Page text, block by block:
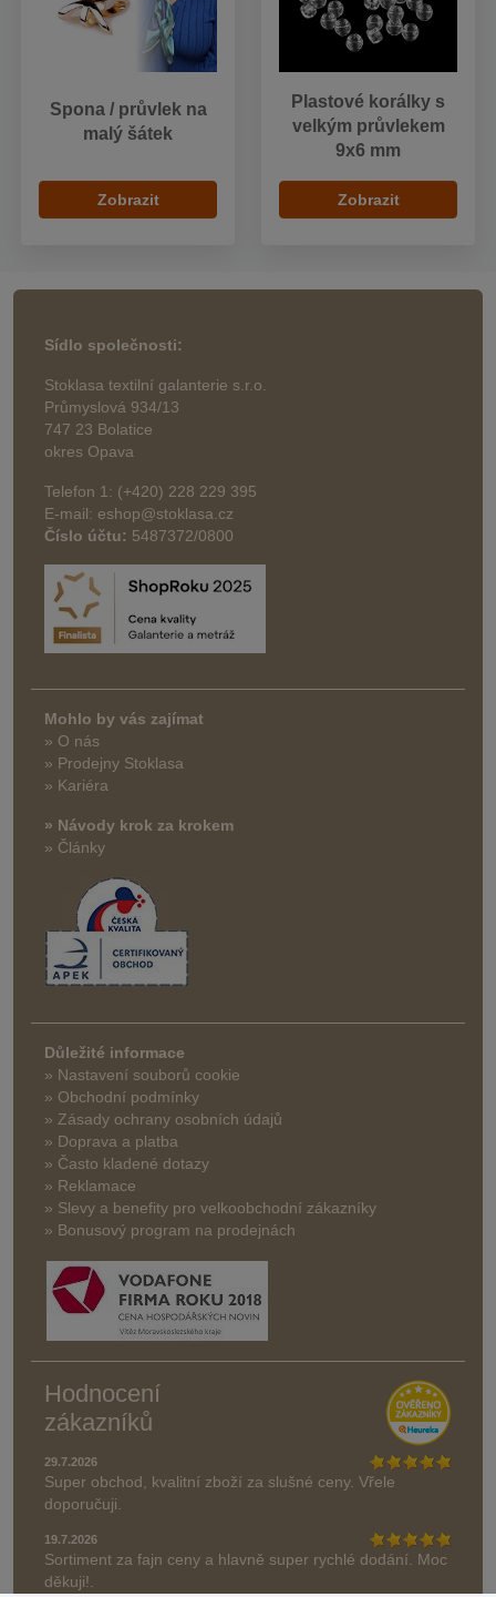
Spona / průvlek na
malý šátek
Zobrazit
Plastové korálky s
velkým průvlekem
9x6 mm
Zobrazit
Sídlo společnosti:
Stoklasa textilní galanterie s.r.o.
Průmyslová 934/13
747 23 Bolatice
okres Opava
Telefon 1: (+420) 228 229 395
E-mail: eshop@stoklasa.cz
Číslo účtu: 5487372/0800
Mohlo by vás zajímat
» O nás
» Prodejny Stoklasa
» Kariéra
» Návody krok za krokem
» Články
Důležité informace
» Nastavení souborů cookie
» Obchodní podmínky
» Zásady ochrany osobních údajů
» Doprava a platba
» Často kladené dotazy
» Reklamace
» Slevy a benefity pro velkoobchodní zákazníky
» Bonusový program na prodejnách
Hodnocení
zákazníků
29.7.2026
Super obchod, kvalitní zboží za slušné ceny. Vřele
doporučuji.
19.7.2026
Sortiment za fajn ceny a hlavně super rychlé dodání. Moc
děkuji!.